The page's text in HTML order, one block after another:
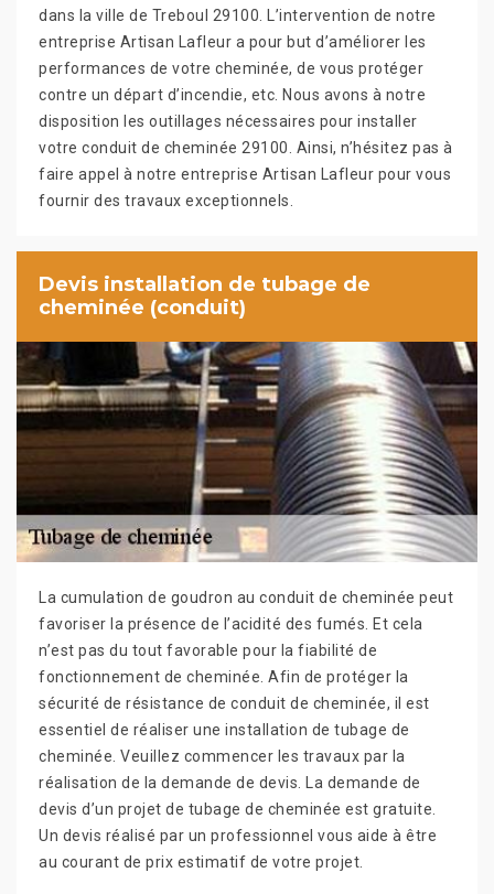
dans la ville de Treboul 29100. L’intervention de notre
entreprise Artisan Lafleur a pour but d’améliorer les
performances de votre cheminée, de vous protéger
contre un départ d’incendie, etc. Nous avons à notre
disposition les outillages nécessaires pour installer
votre conduit de cheminée 29100. Ainsi, n’hésitez pas à
faire appel à notre entreprise Artisan Lafleur pour vous
fournir des travaux exceptionnels.
Devis installation de tubage de
cheminée (conduit)
La cumulation de goudron au conduit de cheminée peut
favoriser la présence de l’acidité des fumés. Et cela
n’est pas du tout favorable pour la fiabilité de
fonctionnement de cheminée. Afin de protéger la
sécurité de résistance de conduit de cheminée, il est
essentiel de réaliser une installation de tubage de
cheminée. Veuillez commencer les travaux par la
réalisation de la demande de devis. La demande de
devis d’un projet de tubage de cheminée est gratuite.
Un devis réalisé par un professionnel vous aide à être
au courant de prix estimatif de votre projet.